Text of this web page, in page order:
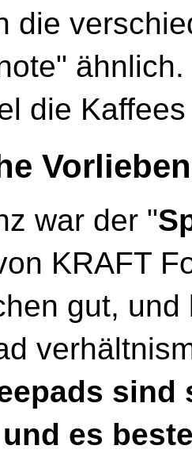
die
die
Vorlieben
war der "
KRAFT
gut,
es